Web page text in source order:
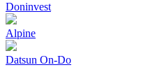
Doninvest
Alpine
Datsun On-Do